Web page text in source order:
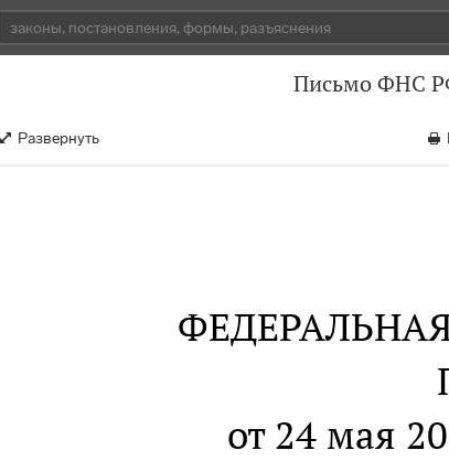
Письмо ФНС
Развернуть
от 24 мая